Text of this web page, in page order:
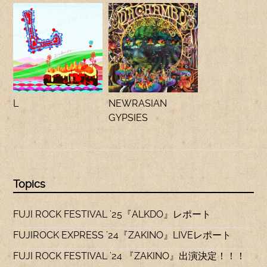
L
NEWRASIAN
GYPSIES
Topics
FUJI ROCK FESTIVAL ’25『ALKDO』レポート
FUJIROCK EXPRESS ’24『ZAKINO』LIVEレポート
FUJI ROCK FESTIVAL ’24 『ZAKINO』出演決定！！！